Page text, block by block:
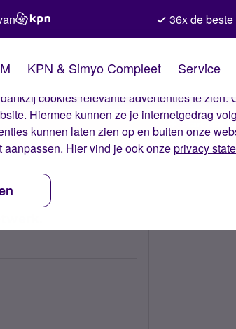
cookies zorgen wij ervoor dat je ervaring
cookies relevante advertenties te zien.
Hiermee kunnen ze je internetgedrag
kunnen laten zien op en buiten onze
aanpassen. Hier vind je ook onzeprivacy
36x de
KPN & Simyo Compleet Service
Start een